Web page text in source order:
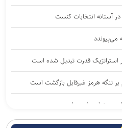
در آستانه انتخابات کنست
می‌پیوندد
استراتژیک قدرت تبدیل شده است
تنگه هرمز غیرقابل بازگشت است
صنعا وحشت دارد